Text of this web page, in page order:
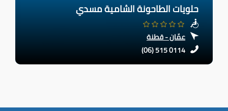
حلويات الطاحونة الشامية مسدي
عمّان - قطنة
(06) 515 0114